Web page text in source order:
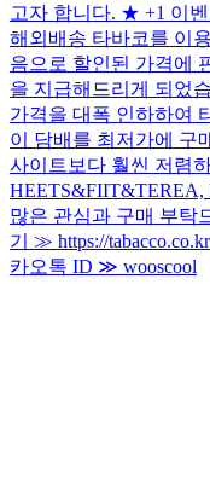
고자 합니다. ★ +1 이
해외배송 타바코를 이
음으로 할인된 가격에
을 지급해드리게 되었
가격을 대폭 인하하여
이 담배를 최저가에 구
사이트보다 훨씬 저렴
HEETS&FIIT&TEREA,
많은 관심과 구매 부탁
기 ≫ https://
카오톡 ID ≫ wooscool